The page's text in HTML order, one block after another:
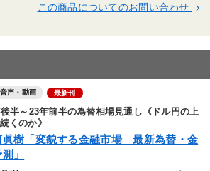
この商品についてのお問い合わせ keyboard_arrow_right
音声・動画 最新刊
半～23年前半の為替相場見通し《ドル円の上
くのか》
眞樹「変貌する金融市場 最新為替・金
」